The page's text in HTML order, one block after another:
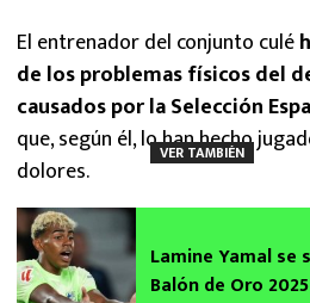
El entrenador del conjunto culé
de los problemas físicos del
causados por la Selección
que, según él, lo han hecho
dolores.
VER TAMBIÉN
Lamine Yamal se
Balón de Oro